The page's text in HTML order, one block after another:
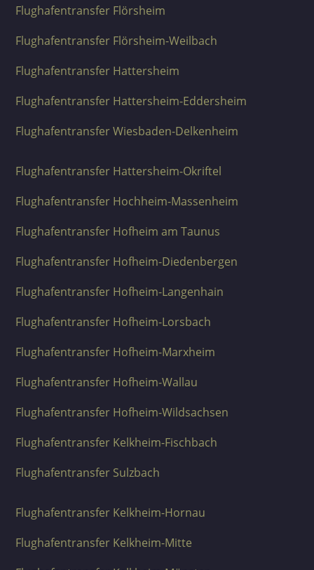
Flughafentransfer Flörsheim
Flughafentransfer Flörsheim-Weilbach
Flughafentransfer Hattersheim
Flughafentransfer Hattersheim-Eddersheim
Flughafentransfer Wiesbaden-Delkenheim
Flughafentransfer Hattersheim-Okriftel
Flughafentransfer Hochheim-Massenheim
Flughafentransfer Hofheim am Taunus
Flughafentransfer Hofheim-Diedenbergen
Flughafentransfer Hofheim-Langenhain
Flughafentransfer Hofheim-Lorsbach
Flughafentransfer Hofheim-Marxheim
Flughafentransfer Hofheim-Wallau
Flughafentransfer Hofheim-Wildsachsen
Flughafentransfer Kelkheim-Fischbach
Flughafentransfer Sulzbach
Flughafentransfer Kelkheim-Hornau
Flughafentransfer Kelkheim-Mitte